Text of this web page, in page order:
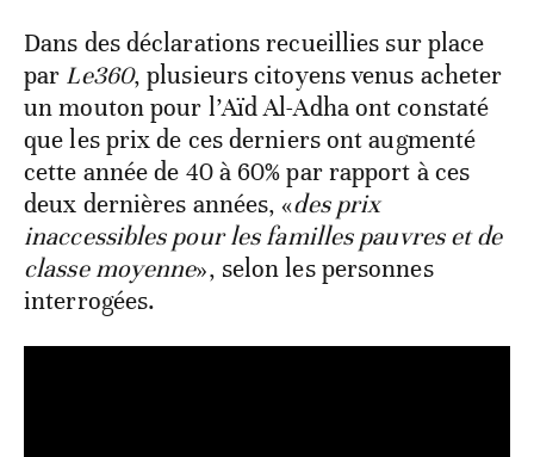
Dans des déclarations recueillies sur place
par Le360, plusieurs citoyens venus acheter
un mouton pour l’Aïd Al-Adha ont constaté
que les prix de ces derniers ont augmenté
cette année de 40 à 60% par rapport à ces
deux dernières années, «des prix
inaccessibles pour les familles pauvres et de
classe moyenne», selon les personnes
interrogées.